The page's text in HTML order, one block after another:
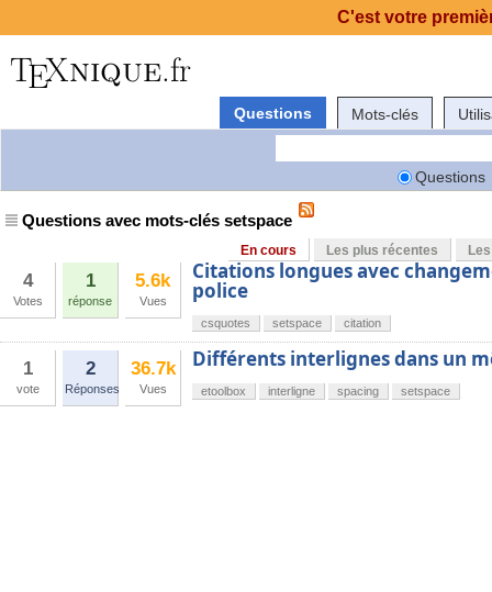
Questions Mots-clés
Questions
Questions avec mots-clés setspace
En cours Les plus récentes
4
Votes
1
réponse
5.6k
Vues
Citations longues avec
police
csquotes setspace citation
1
vote
2
Réponses
36.7k
Vues
Différents interlignes dans un
etoolbox interligne spacing setspace
C'est votre